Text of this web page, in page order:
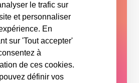
ONDES
PARKING
AÉRIEN
21,89€
le trafic sur
et personnaliser
En
sur 'Tout accepter'
à
de ces cookies.
définir vos